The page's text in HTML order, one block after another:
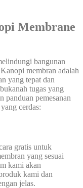
Membrane
bangunan
membran adalah
yang tepat dan
tugas yang
panduan pemesanan
cerdas:
gratis untuk
yang sesuai
kami akan
kami dan
jelas.